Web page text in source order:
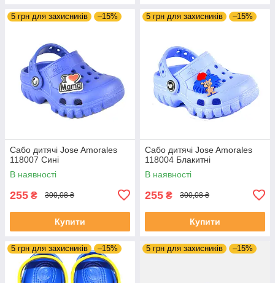
5 грн для захисників –15%
Сабо дитячі Jose Amorales
118007 Сині
В наявності
255 ₴ 300,08 ₴
Купити
5 грн для захисників –15%
Сабо дитячі Jose Amorales
118004 Блакитні
В наявності
255 ₴ 300,08 ₴
Купити
5 грн для захисників –15% 5 грн для захисників –15%